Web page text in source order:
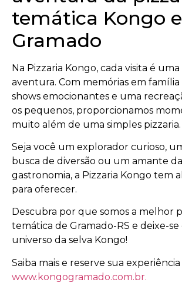
temática Kongo
Gramado
Na Pizzaria Kongo, cada visita é uma
aventura. Com memórias em família
shows emocionantes e uma
os pequenos, proporcionamos
muito além de uma simples pizzaria.
Seja você um explorador curioso,
busca de diversão ou um amante
gastronomia, a Pizzaria Kongo tem
para oferecer.
Descubra por que somos a melhor
temática de Gramado-RS e deixe-
universo da selva Kongo!
Saiba mais e reserve sua
www.kongogramado.com.br.